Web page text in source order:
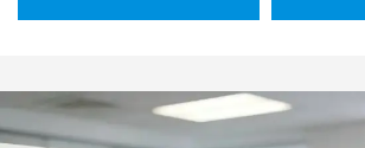
udendørs redskaber til
kulgrillning